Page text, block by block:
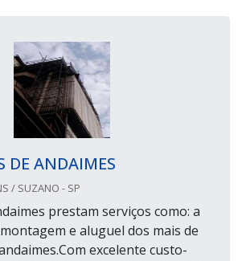
DE ANDAIMES
/ SUZANO - SP
prestam serviços como: a
e aluguel dos mais de
excelente custo-